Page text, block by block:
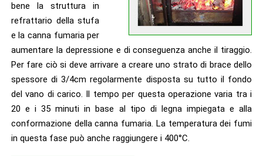
bene la struttura in
refrattario della stufa
e la canna fumaria per
aumentare la depressione e di conseguenza anche il tiraggio.
Per fare ciò si deve arrivare a creare uno strato di brace dello
spessore di 3/4cm regolarmente disposta su tutto il fondo
del vano di carico. Il tempo per questa operazione varia tra i
20 e i 35 minuti in base al tipo di legna impiegata e alla
conformazione della canna fumaria. La temperatura dei fumi
in questa fase può anche raggiungere i 400°C.